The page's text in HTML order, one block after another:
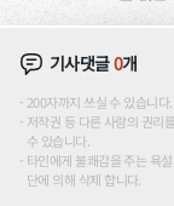
기사댓글0개
200자까지 쓰실 수 있습니
저작권 등 다른 사람의 권리
수 있습니다.
타인에게 불쾌감을 주는 욕
단에 의해 삭제 합니다.